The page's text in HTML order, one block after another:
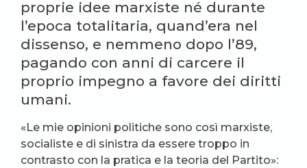
proprie idee marxiste né durante
l’epoca totalitaria, quand’era nel
dissenso, e nemmeno dopo l’89,
pagando con anni di carcere il
proprio impegno a favore dei diritti
umani.
«Le mie opinioni politiche sono così marxiste,
socialiste e di sinistra da essere troppo in
contrasto con la pratica e la teoria del Partito»: